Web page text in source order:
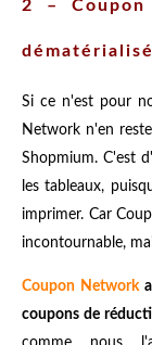
2 –
Si ce n'est pour
Network n'en
Shopmium. C'est
les tableaux,
imprimer. Car
incontournable,
Coupon Networka
coupons de